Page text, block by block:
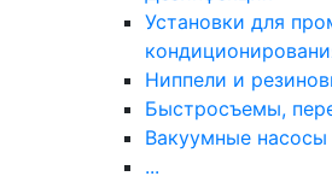
Установки для
Ниппели и
Быстросъемы,
Вакуумные насосы
...